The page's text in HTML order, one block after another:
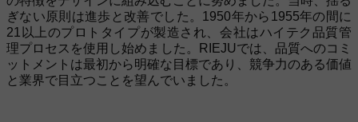
ぎない原則は進歩と改善でした。1950年から1955年の間に
21以上のプロトタイプが製造され、会社はハイテク品質管
理プロセスを使用し始めました。RIEJUでは、品質へのコミ
ットメントは最初から明確な目標であり、競争力のある価値
と業界で目立つことを望んでいました。